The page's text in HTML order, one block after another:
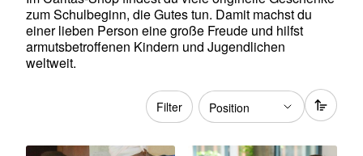
zum Schulbeginn, die Gutes tun. Damit machst du
einer lieben Person eine große Freude und hilfst
armutsbetroffenen Kindern und Jugendlichen
weltweit.
Filter